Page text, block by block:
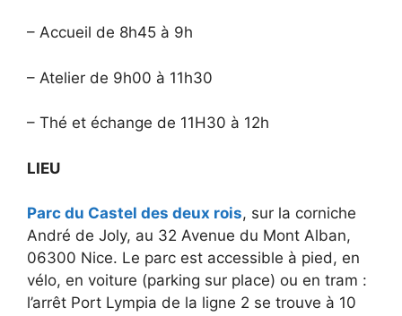
– Accueil de 8h45 à 9h
– Atelier de 9h00 à 11h30
– Thé et échange de 11H30 à 12h
LIEU
Parc du Castel des deux rois, sur la corniche
André de Joly, au 32 Avenue du Mont Alban,
06300 Nice. Le parc est accessible à pied, en
vélo, en voiture (parking sur place) ou en tram :
l’arrêt Port Lympia de la ligne 2 se trouve à 10